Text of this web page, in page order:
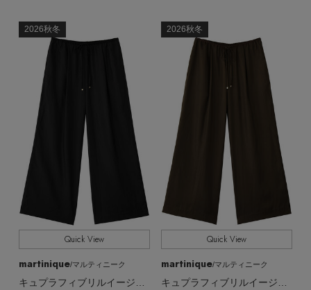
2026秋冬
Quick View
martinique/マルティニーク
2026秋冬
Quick View
martinique/マルティニーク